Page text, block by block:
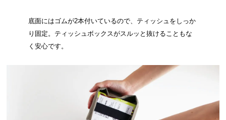
底面にはゴムが2本付いているので、ティッシュをしっか
り固定。ティッシュボックスがスルッと抜けることもな
く安心です。